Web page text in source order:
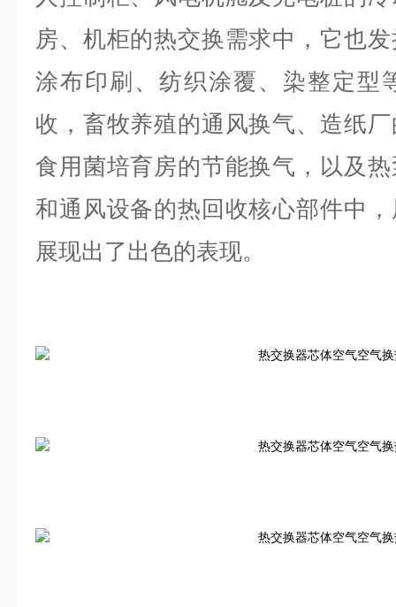
房、机柜的热交换需求中，它也
涂布印刷、纺织涂覆、染整定型
收，畜牧养殖的通风换气、造纸
食用菌培育房的节能换气，以及
和通风设备的热回收核心部件中
展现出了出色的表现。